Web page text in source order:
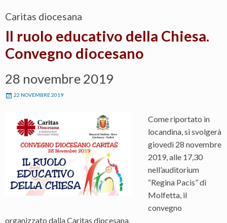
Caritas diocesana
Il ruolo educativo della Chiesa.
Convegno diocesano
28 novembre 2019
22 NOVEMBRE 2019
Come riportato in
locandina, si svolgerà
giovedì 28 novembre
2019, alle 17,30
nell’auditorium
“Regina Pacis” di
Molfetta, il
convegno
organizzato dalla Caritas diocesana.